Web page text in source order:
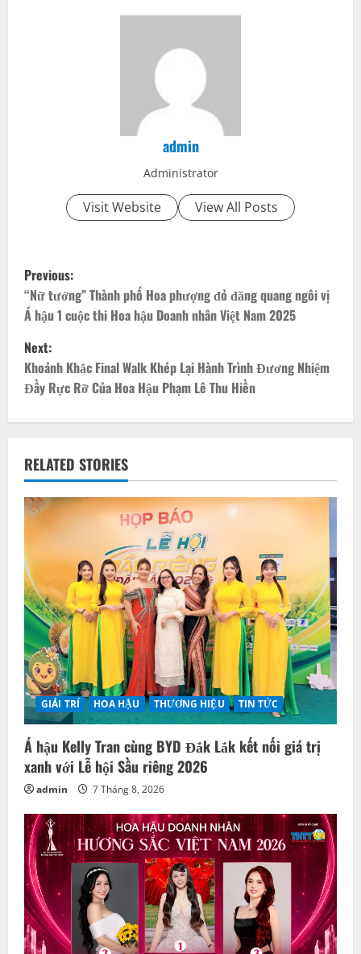
admin
Administrator
Visit Website View All Posts
P
o
s
t
n
v
i
g
a
t
i
o
n
Previous:
“Nữ tướng” Thành phố Hoa phượng đỏ đăng quang ngôi vị
Á hậu 1 cuộc thi Hoa hậu Doanh nhân Việt Nam 2025
Next:
Khoảnh Khắc Final Walk Khép Lại Hành Trình Đương Nhiệm
Đầy Rực Rỡ Của Hoa Hậu Phạm Lê Thu Hiền
RELATED STORIES
GIẢI TRÍ HOA HẬU THƯƠNG HIỆU TIN TỨC
Á hậu Kelly Tran cùng BYD Đắk Lắk kết nối giá trị
xanh với Lễ hội Sầu riêng 2026
admin 7 Tháng 8, 2026